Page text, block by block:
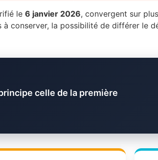
le 6 janvier 2026, convergent sur
à conserver, la possibilité de différer le
celle de la première